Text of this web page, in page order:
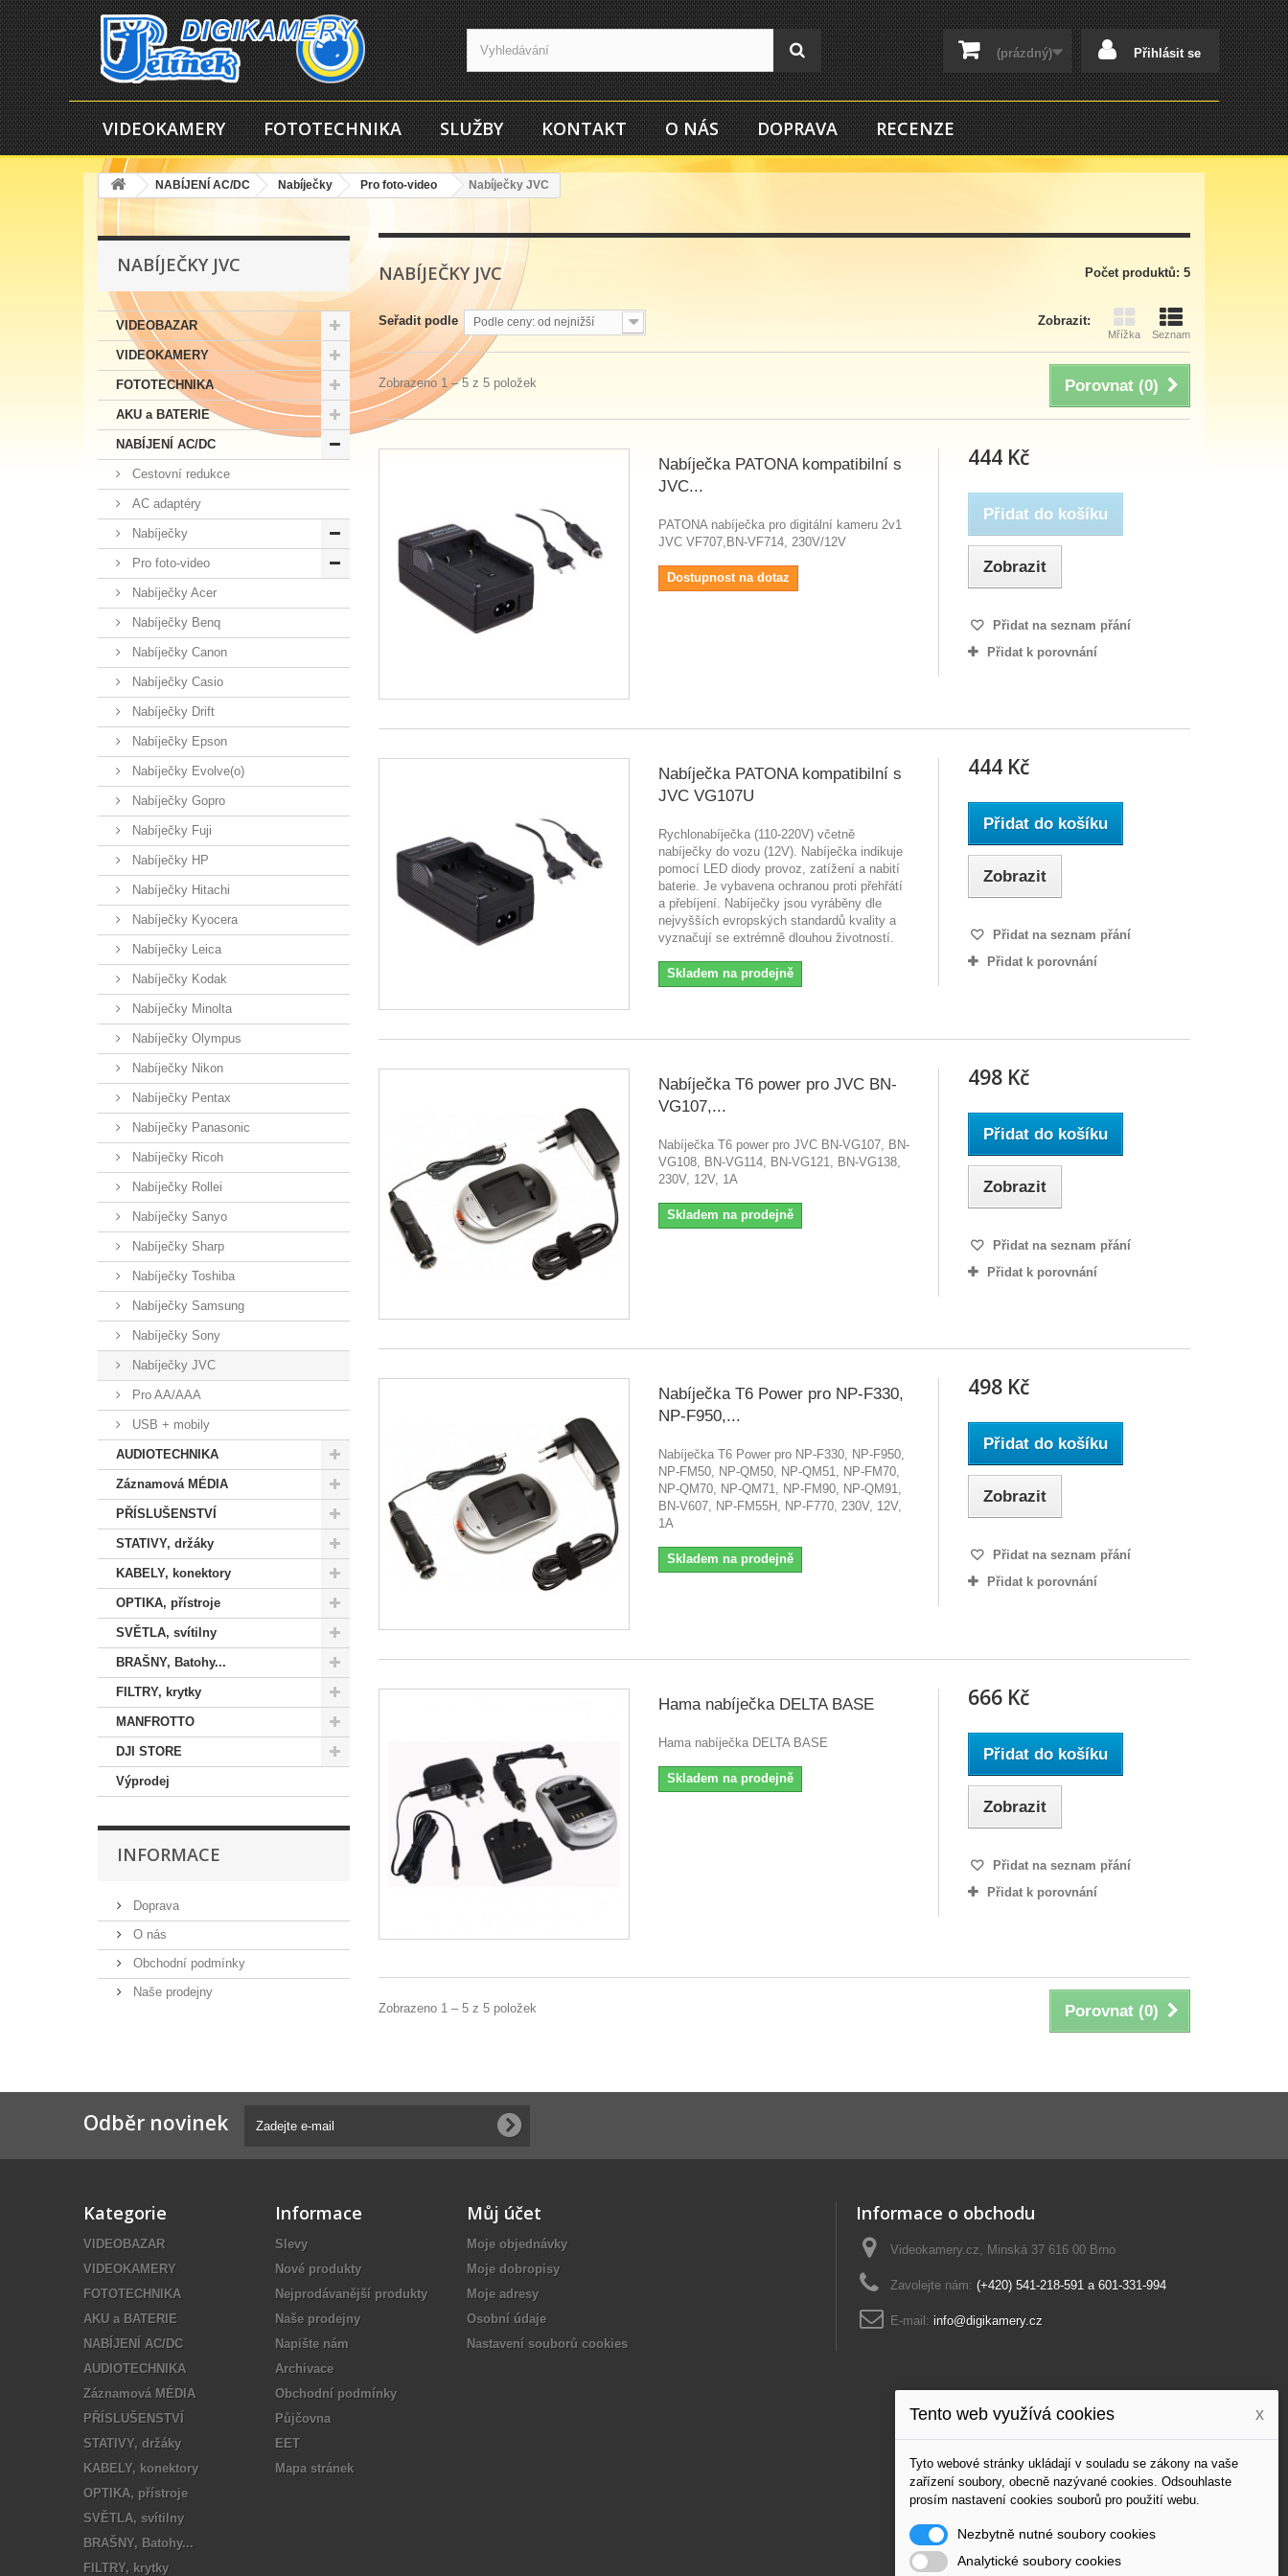
Přihlásit se
(prázdný)
VIDEOKAMERY FOTOTECHNIKA SLUŽBY KONTAKT O NÁS DOPRAVA RECENZE
NABÍJENÍ AC/DC Nabíječky Pro foto-video Nabíječky JVC
NABÍJEČKY JVC
VIDEOBAZAR
VIDEOKAMERY
FOTOTECHNIKA
AKU a BATERIE
NABÍJENÍ AC/DC
Cestovní redukce
AC adaptéry
Nabíječky
Pro foto-video
Nabíječky Acer
Nabíječky Benq
Nabíječky Canon
Nabíječky Casio
Nabíječky Drift
Nabíječky Epson
Nabíječky Evolve(o)
Nabíječky Gopro
Nabíječky Fuji
Nabíječky HP
Nabíječky Hitachi
Nabíječky Kyocera
Nabíječky Leica
Nabíječky Kodak
Nabíječky Minolta
Nabíječky Olympus
Nabíječky Nikon
Nabíječky Pentax
Nabíječky Panasonic
Nabíječky Ricoh
Nabíječky Rollei
Nabíječky Sanyo
Nabíječky Sharp
Nabíječky Toshiba
Nabíječky Samsung
Nabíječky Sony
Nabíječky JVC
Pro AA/AAA
USB + mobily
AUDIOTECHNIKA
Záznamová MÉDIA
PŘÍSLUŠENSTVÍ
STATIVY, držáky
KABELY, konektory
OPTIKA, přístroje
SVĚTLA, svítilny
BRAŠNY, Batohy...
FILTRY, krytky
MANFROTTO
DJI STORE
Výprodej
INFORMACE
Doprava
O nás
Obchodní podmínky
Naše prodejny
NABÍJEČKY JVC Počet produktů: 5
Zobrazit:
Mřížka Seznam
Seřadit podle Podle ceny: od nejnižší
Porovnat (0)
Zobrazeno 1 – 5 z 5 položek
Nabíječka PATONA kompatibilní s
JVC...
PATONA nabíječka pro digitální kameru 2v1
JVC VF707,BN-VF714, 230V/12V
Dostupnost na dotaz
444 Kč
Přidat do košíku
Zobrazit
Přidat na seznam přání
Přidat k porovnání
Nabíječka PATONA kompatibilní s
JVC VG107U
Rychlonabíječka (110-220V) včetně
nabíječky do vozu (12V). Nabíječka indikuje
pomocí LED diody provoz, zatížení a nabití
baterie. Je vybavena ochranou proti přehřátí
a přebíjení. Nabíječky jsou vyráběny dle
nejvyšších evropských standardů kvality a
vyznačují se extrémně dlouhou životností.
Skladem na prodejně
444 Kč
Přidat do košíku
Zobrazit
Přidat na seznam přání
Přidat k porovnání
Nabíječka T6 power pro JVC BN-
VG107,...
Nabíječka T6 power pro JVC BN-VG107, BN-
VG108, BN-VG114, BN-VG121, BN-VG138,
230V, 12V, 1A
Skladem na prodejně
498 Kč
Přidat do košíku
Zobrazit
Přidat na seznam přání
Přidat k porovnání
Nabíječka T6 Power pro NP-F330,
NP-F950,...
Nabíječka T6 Power pro NP-F330, NP-F950,
NP-FM50, NP-QM50, NP-QM51, NP-FM70,
NP-QM70, NP-QM71, NP-FM90, NP-QM91,
BN-V607, NP-FM55H, NP-F770, 230V, 12V,
1A
Skladem na prodejně
498 Kč
Přidat do košíku
Zobrazit
Přidat na seznam přání
Přidat k porovnání
Hama nabíječka DELTA BASE
Hama nabíječka DELTA BASE
Skladem na prodejně
666 Kč
Přidat do košíku
Zobrazit
Přidat na seznam přání
Přidat k porovnání
Porovnat (0)
Zobrazeno 1 – 5 z 5 položek
Odběr novinek
Kategorie
VIDEOBAZAR
VIDEOKAMERY
FOTOTECHNIKA
AKU a BATERIE
NABÍJENÍ AC/DC
AUDIOTECHNIKA
Záznamová MÉDIA
PŘÍSLUŠENSTVÍ
STATIVY, držáky
KABELY, konektory
OPTIKA, přístroje
SVĚTLA, svítilny
BRAŠNY, Batohy...
FILTRY, krytky
Informace
Slevy
Nové produkty
Nejprodávanější produkty
Naše prodejny
Napište nám
Archivace
Obchodní podmínky
Půjčovna
EET
Mapa stránek
Můj účet
Moje objednávky
Moje dobropisy
Moje adresy
Osobní údaje
Nastavení souborů cookies
Informace o obchodu
Videokamery.cz, Minská 37 616 00 Brno
Zavolejte nám: (+420) 541-218-591 a 601-331-994
E-mail: info@digikamery.cz
Tento web využívá cookies x
Tyto webové stránky ukládají v souladu se zákony na vaše
zařízení soubory, obecně nazývané cookies. Odsouhlaste
prosím nastavení cookies souborů pro použití webu.
Nezbytně nutné soubory cookies
Analytické soubory cookies